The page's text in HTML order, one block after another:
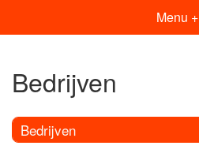
Menu +
Bedrijven
Bedrijven